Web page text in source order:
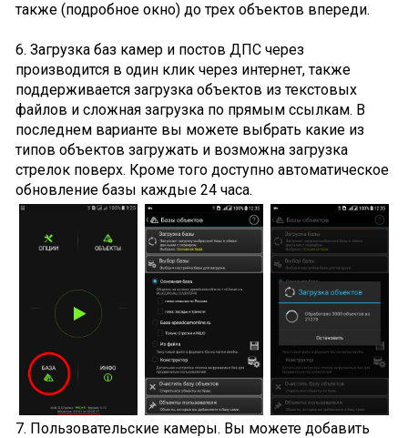
также (подробное окно) до трех объектов впереди.
6. Загрузка баз камер и постов ДПС через
производится в один клик через интернет, также
поддерживается загрузка объектов из текстовых
файлов и сложная загрузка по прямым ссылкам. В
последнем варианте вы можете выбрать какие из
типов объектов загружать и возможна загрузка
стрелок поверх. Кроме того доступно автоматическое
обновление базы каждые 24 часа.
7. Пользовательские камеры. Вы можете добавить